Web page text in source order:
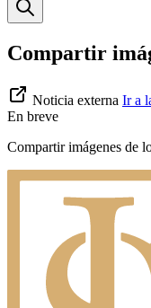
Compartir
Noticia externa Ir a
En breve
Compartir imágenes de